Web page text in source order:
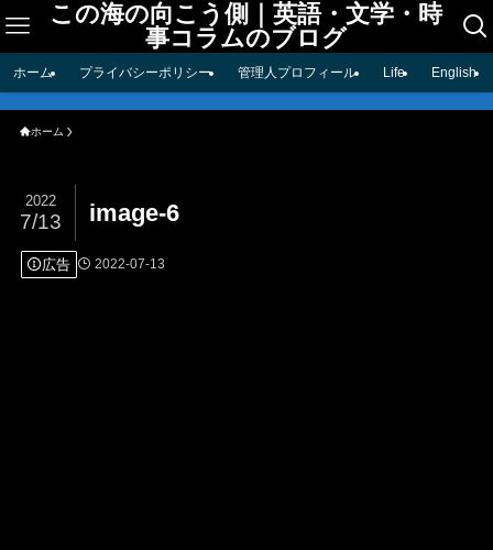
この海の向こう側｜英語・文学・時
事コラムのブログ
ホーム プライバシーポリシー 管理人プロフィール Life English
ホーム
image-6
2022
7/13
広告 2022-07-13